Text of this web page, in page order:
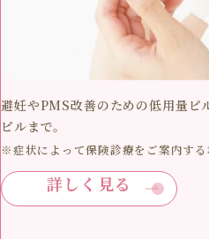
避妊やPMS改善のための低用量ピ
ピルまで。
※症状によって保険診療をご案内する
詳しく見る